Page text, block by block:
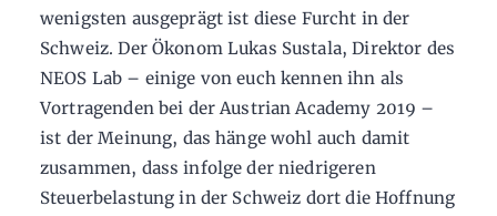
wenigsten ausgeprägt ist diese Furcht in der
Schweiz. Der Ökonom Lukas Sustala, Direktor des
NEOS Lab – einige von euch kennen ihn als
Vortragenden bei der Austrian Academy 2019 –
ist der Meinung, das hänge wohl auch damit
zusammen, dass infolge der niedrigeren
Steuerbelastung in der Schweiz dort die Hoffnung